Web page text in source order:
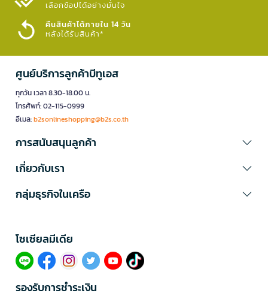
เลือกช้อปได้อย่างมั่นใจ​
คืนสินค้าได้ภายใน 14 วัน
หลังได้รับสินค้า*
ศูนย์บริการลูกค้าบีทูเอส
ทุกวัน เวลา 8.30-18.00 น.
โทรศัพท์: 02-115-0999
อีเมล:b2sonlineshopping@b2s.co.th
การสนับสนุนลูกค้า
เกี่ยวกับเรา
กลุ่มธุรกิจในเครือ
โซเซียลมีเดีย​
รองรับการชำระเงิน